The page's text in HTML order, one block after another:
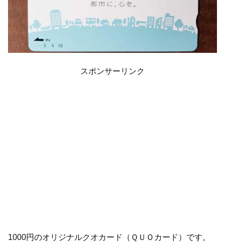
スポンサーリンク
1000円のオリジナルクオカード（ＱＵＯカード）です。